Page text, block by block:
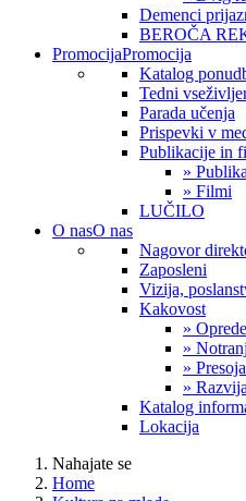
Demenci
BEROČA
PromocijaPromocija
Katalog
Tedni
Parada učenja
Prispevki v
Publikacije in
»
» Filmi
LUČILO
O nasO nas
Nagovor
Zaposleni
Vizija,
Kakovost
»
»
»
»
Katalog
Lokacija
Nahajate se
Home